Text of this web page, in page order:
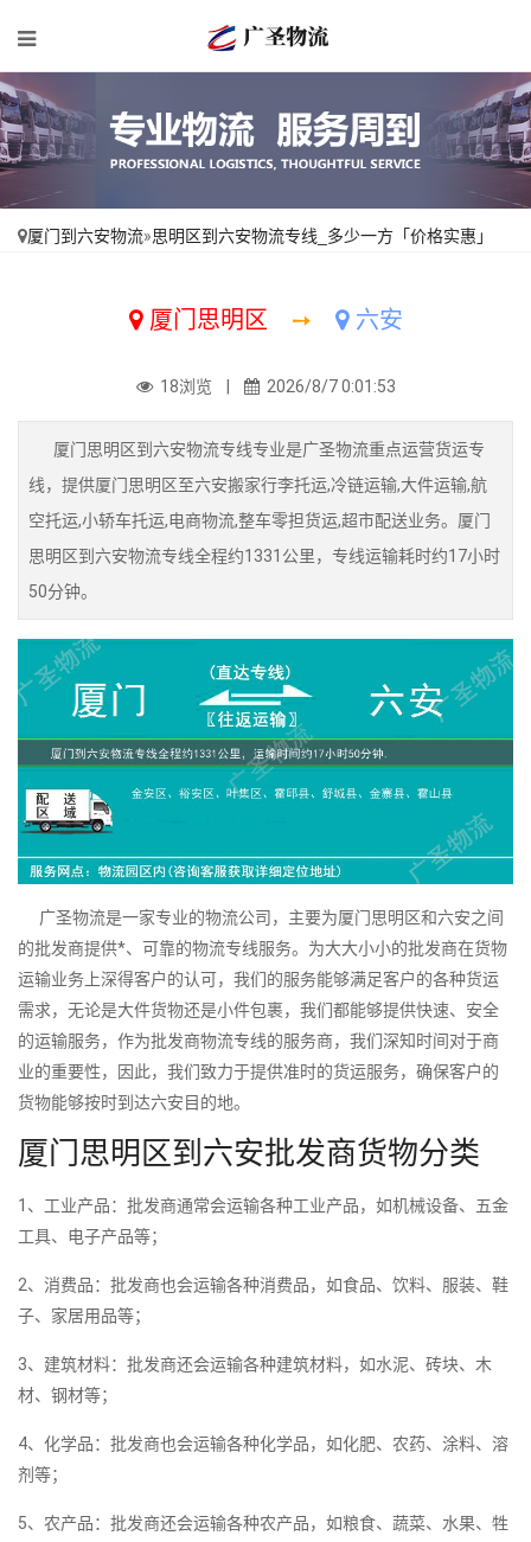
厦门到六安物流»思明区到六安物流专线_多少一方「价格实惠」
厦门思明区 ➙ 六安
18浏览 | 2026/8/7 0:01:53
厦门思明区到六安物流专线专业是广圣物流重点运营货运专
线，提供厦门思明区至六安搬家行李托运,冷链运输,大件运输,航
空托运,小轿车托运,电商物流,整车零担货运,超市配送业务。厦门
思明区到六安物流专线全程约1331公里，专线运输耗时约17小时
50分钟。
广圣物流是一家专业的物流公司，主要为厦门思明区和六安之间
的批发商提供*、可靠的物流专线服务。为大大小小的批发商在货物
运输业务上深得客户的认可，我们的服务能够满足客户的各种货运
需求，无论是大件货物还是小件包裹，我们都能够提供快速、安全
的运输服务，作为批发商物流专线的服务商，我们深知时间对于商
业的重要性，因此，我们致力于提供准时的货运服务，确保客户的
货物能够按时到达六安目的地。
厦门思明区到六安批发商货物分类
1、工业产品：批发商通常会运输各种工业产品，如机械设备、五金
工具、电子产品等；
2、消费品：批发商也会运输各种消费品，如食品、饮料、服装、鞋
子、家居用品等；
3、建筑材料：批发商还会运输各种建筑材料，如水泥、砖块、木
材、钢材等；
4、化学品：批发商也会运输各种化学品，如化肥、农药、涂料、溶
剂等；
5、农产品：批发商还会运输各种农产品，如粮食、蔬菜、水果、牲